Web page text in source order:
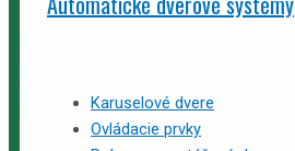
Karuselové dvere
Ovládacie prvky